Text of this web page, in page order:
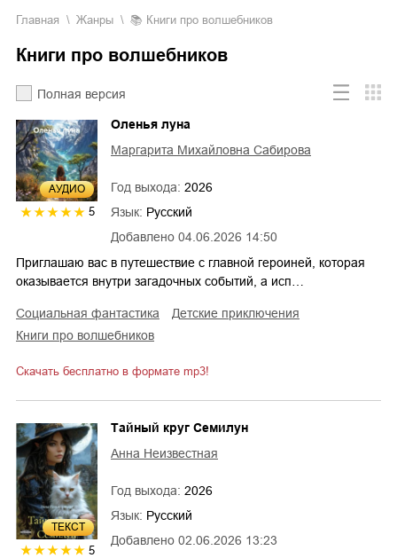
Главная Жанры Книги про волшебников
Книги про волшебников
Полная версия
AУДИО
5
Добавлено 04.06.2026 14:50
Оленья луна
Маргарита Михайловна Сабирова
Год выхода: 2026
Язык: Русский
Приглашаю вас в путешествие с главной героиней, которая
оказывается внутри загадочных событий, а исп…
социальная фантастика
детские приключения
книги про волшебников
Скачать бесплатно в формате mp3!
ТЕКСТ
5
Добавлено 02.06.2026 13:23
Тайный круг Семилун
Анна Неизвестная
Год выхода: 2026
Язык: Русский